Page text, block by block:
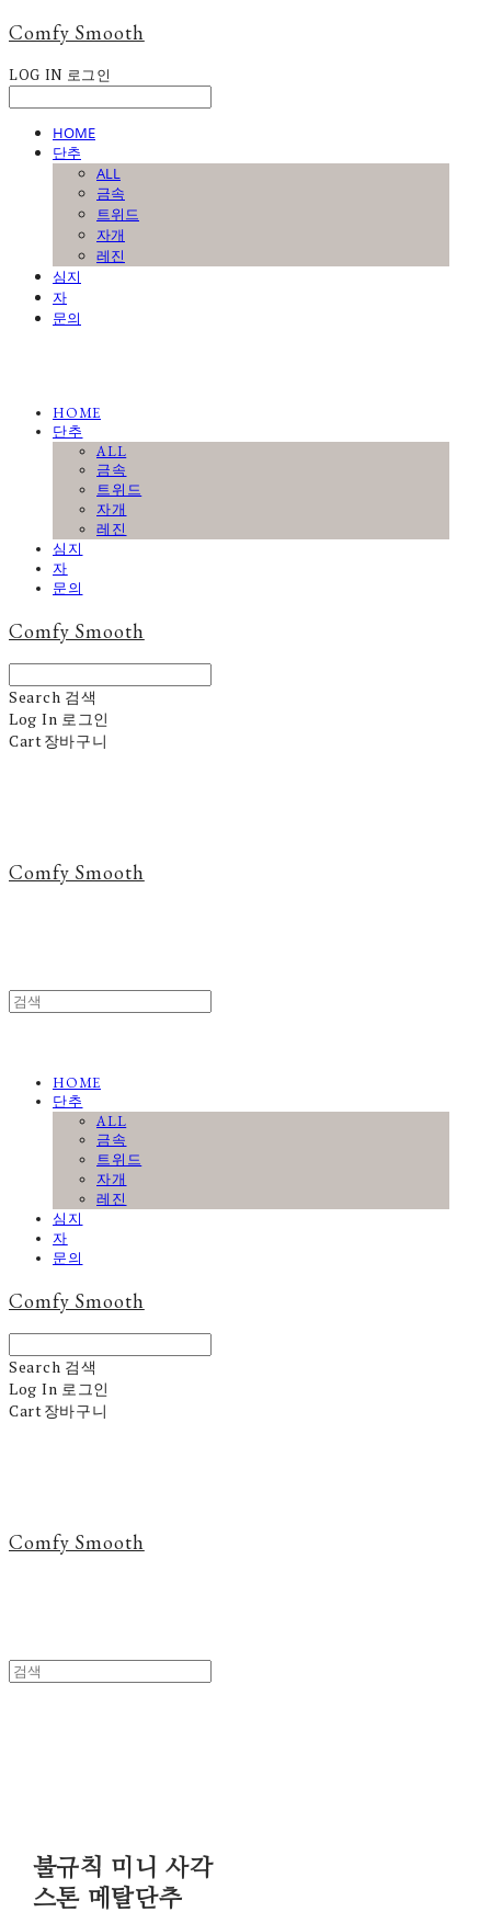
Comfy Smooth
LOG IN 로그인
HOME
단추
ALL
금속
트위드
자개
레진
심지
자
문의
HOME
단추
ALL
금속
트위드
자개
레진
심지
자
문의
Comfy Smooth
Search 검색
Log In 로그인
Cart장바구니
Comfy Smooth
HOME
단추
ALL
금속
트위드
자개
레진
심지
자
문의
Comfy Smooth
Search 검색
Log In 로그인
Cart장바구니
Comfy Smooth
불규칙 미니 사각
스톤 메탈단추